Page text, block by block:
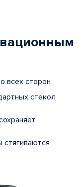
всех сторон
стекол